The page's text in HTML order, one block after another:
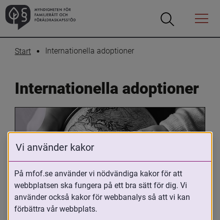
Öppna
Öppna
Menyn
Start Internationella adoptioner
Internationella adoptioner
Oavsett om du är adopterad,
adoptivförälder eller arbetar med
Vi använder kakor
På mfof.se använder vi nödvändiga kakor för att
webbplatsen ska fungera på ett bra sätt för dig. Vi
använder också kakor för webbanalys så att vi kan
förbättra vår webbplats.